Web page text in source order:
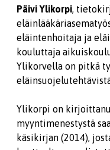
Päivi Ylikorpi,
eläintenhoitaja ja
kouluttaja
Ylikorvella on pitkä
Ylikorpi on
myyntimenestystä
käsikirjan (2014),